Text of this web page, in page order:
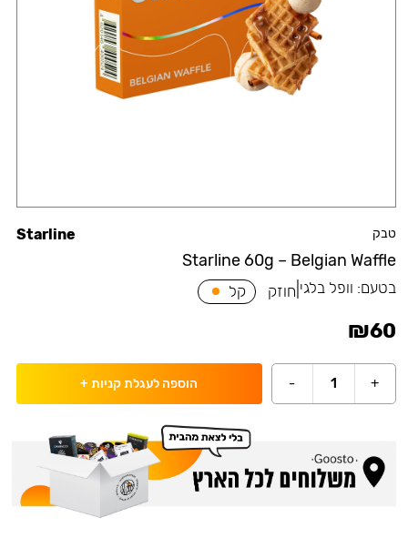
טבק
Starline 60g – Belgian Waffle
Starline
בטעם: וופל בלגי חוזק קל
₪60
+
1
- הוספה לעגלת קניות +